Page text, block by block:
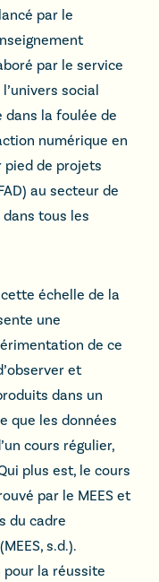
par le
par le service
social
dans la foulée de
numérique en
de projets
au secteur de
tous les
échelle de la
une
de ce
et
dans un
que les données
cours régulier,
plus est, le cours
par le MEES et
du cadre
s.d.).
la réussite